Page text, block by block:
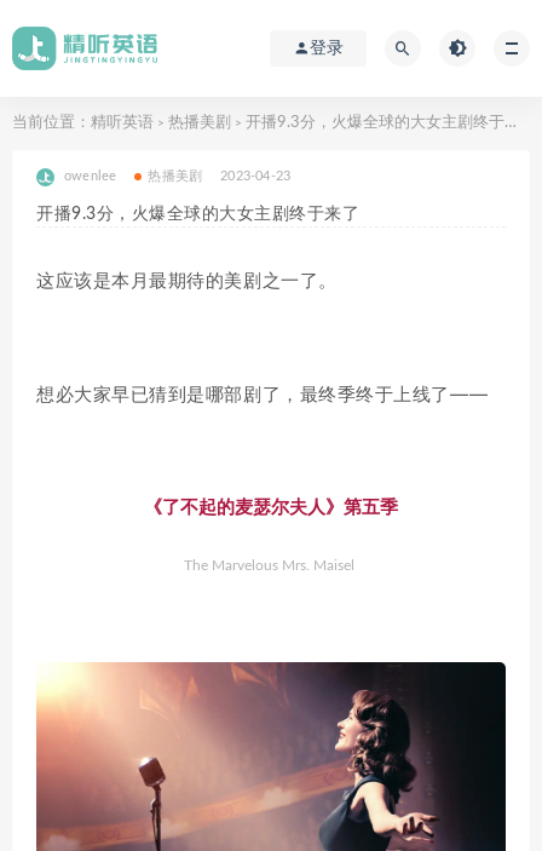
登录
当前位置： 精听英语 > 热播美剧 > 开播9.3分，火爆全球的大女主剧终于来了
owenlee 热播美剧 2023-04-23
开播9.3分，火爆全球的大女主剧终于来了
这应该是本月最期待的美剧之一了。
想必大家早已猜到是哪部剧了，最终季终于上线了——
《了不起的麦瑟尔夫人》第五季
The Marvelous Mrs. Maisel